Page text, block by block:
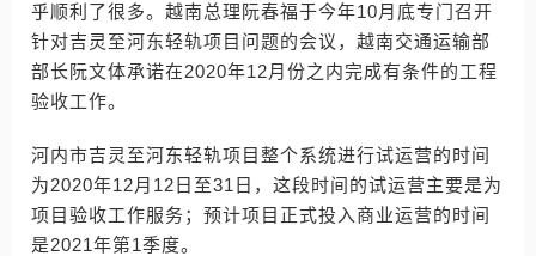
乎顺利了很多。越南总理阮春福于今年10月底专门召开
针对吉灵至河东轻轨项目问题的会议，越南交通运输部
部长阮文体承诺在2020年12月份之内完成有条件的工程
验收工作。
河内市吉灵至河东轻轨项目整个系统进行试运营的时间
为2020年12月12日至31日，这段时间的试运营主要是为
项目验收工作服务；预计项目正式投入商业运营的时间
是2021年第1季度。